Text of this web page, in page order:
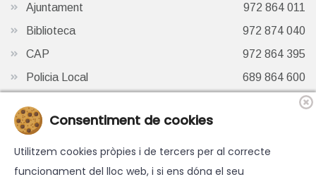
Ajuntament
972 864 011
Biblioteca
972 874 040
CAP
972 864 395
Policia Local
689 864 600
972 87 41 65
Consentiment de cookies
Utilitzem cookies pròpies i de tercers per al correcte
funcionament del lloc web, i si ens dóna el seu